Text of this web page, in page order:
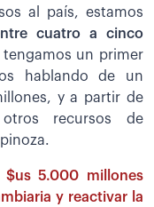
al país, estamos
cuatro a cinco
un primer
hablando de un
y a partir de
recursos de
$us 5.000 millones
y reactivar la